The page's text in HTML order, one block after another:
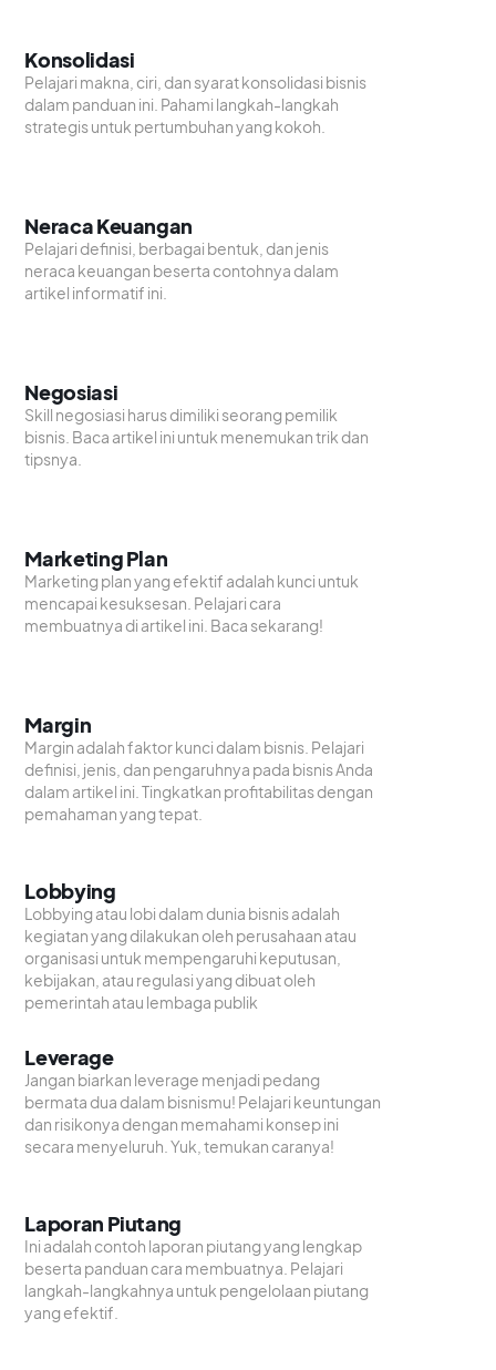
Konsolidasi
Pelajari makna, ciri, dan syarat konsolidasi bisnis
dalam panduan ini. Pahami langkah-langkah
strategis untuk pertumbuhan yang kokoh.
Neraca Keuangan
Pelajari definisi, berbagai bentuk, dan jenis
neraca keuangan beserta contohnya dalam
artikel informatif ini.
Negosiasi
Skill negosiasi harus dimiliki seorang pemilik
bisnis. Baca artikel ini untuk menemukan trik dan
tipsnya.
Marketing Plan
Marketing plan yang efektif adalah kunci untuk
mencapai kesuksesan. Pelajari cara
membuatnya di artikel ini. Baca sekarang!
Margin
Margin adalah faktor kunci dalam bisnis. Pelajari
definisi, jenis, dan pengaruhnya pada bisnis Anda
dalam artikel ini. Tingkatkan profitabilitas dengan
pemahaman yang tepat.
Lobbying
Lobbying atau lobi dalam dunia bisnis adalah
kegiatan yang dilakukan oleh perusahaan atau
organisasi untuk mempengaruhi keputusan,
kebijakan, atau regulasi yang dibuat oleh
pemerintah atau lembaga publik
Leverage
Jangan biarkan leverage menjadi pedang
bermata dua dalam bisnismu! Pelajari keuntungan
dan risikonya dengan memahami konsep ini
secara menyeluruh. Yuk, temukan caranya!
Laporan Piutang
Ini adalah contoh laporan piutang yang lengkap
beserta panduan cara membuatnya. Pelajari
langkah-langkahnya untuk pengelolaan piutang
yang efektif.